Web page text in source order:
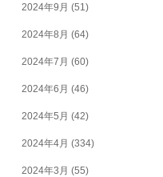
2024年9月 (51)
2024年8月 (64)
2024年7月 (60)
2024年6月 (46)
2024年5月 (42)
2024年4月 (334)
2024年3月 (55)